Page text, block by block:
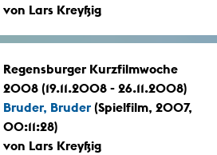
von Lars Kreyßig
Regensburger Kurzfilmwoche
2008 (19.11.2008 - 26.11.2008)
Bruder, Bruder (Spielfilm, 2007,
00:11:28)
von Lars Kreyßig